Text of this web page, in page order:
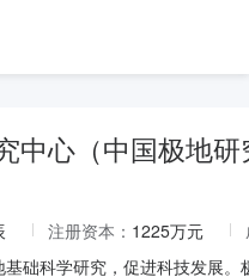
中心（中国极地研
注册资本： 1225万元